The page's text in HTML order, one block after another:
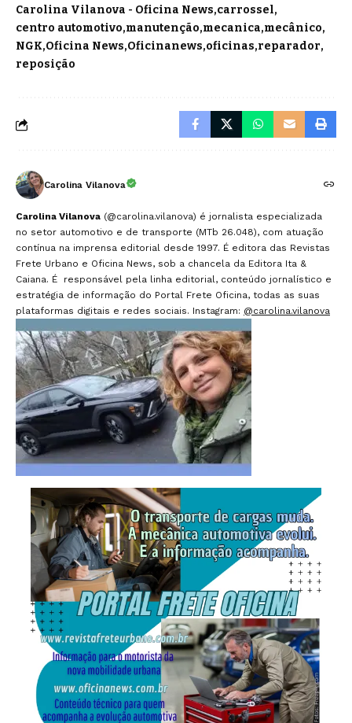
Carolina Vilanova - Oficina News carrossel
centro automotivo manutenção mecanica mecânico
NGK Oficina News Oficinanews oficinas reparador
reposição
Carolina Vilanova
Carolina Vilanova (@carolina.vilanova) é jornalista especializada
no setor automotivo e de transporte (MTb 26.048), com atuação
contínua na imprensa editorial desde 1997. É editora das Revistas
Frete Urbano e Oficina News, sob a chancela da Editora Ita &
Caiana. É responsável pela linha editorial, conteúdo jornalístico e
estratégia de informação do Portal Frete Oficina, todas as suas
plataformas digitais e redes sociais. Instagram: @carolina.vilanova